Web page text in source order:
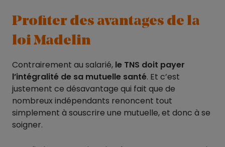
Profiter des avantages de la
loi Madelin
Contrairement au salarié, le TNS doit payer
l’intégralité de sa mutuelle santé. Et c’est
justement ce désavantage qui fait que de
nombreux indépendants renoncent tout
simplement à souscrire une mutuelle, et donc à se
soigner.